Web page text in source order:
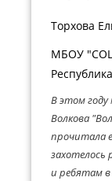
Торхова
МБОУ "СОШ
Республика
В этом году
Волкова
прочитала
захотелось
и ребятам в